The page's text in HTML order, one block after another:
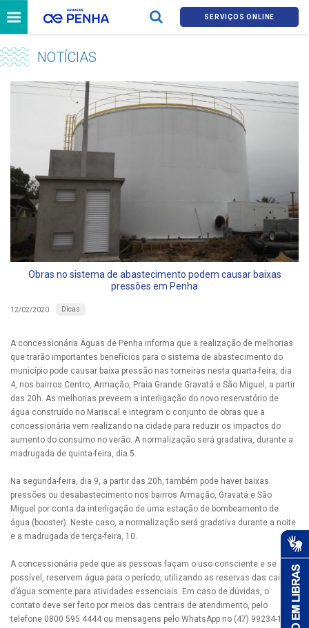
SERVIÇOS ONLINE
NOTÍCIAS
Obras no sistema de abastecimento podem causar baixas
pressões em Penha
12/02/2020 Dicas
A concessionária Águas de Penha informa que a realização de melhorias
que trarão importantes benefícios para o sistema de abastecimento do
município pode causar baixa pressão nas torneiras nesta quarta-feira, dia
4, nos bairros Centro, Armação, Praia Grande Gravatá e São Miguel, a partir
das 20h. As melhorias preveem a interligação do novo reservatório de
água construído no Mariscal e integram o conjunto de obras que a
concessionária vem realizando na cidade para reduzir os impactos do
aumento do consumo no verão. A normalização será gradativa, durante a
madrugada de quinta-feira, dia 5.
Na segunda-feira, dia 9, a partir das 20h, também pode haver baixas
pressões ou desabastecimento nos bairros Armação, Gravatá e São
Miguel por conta da interligação de uma estação de bombeamento de
água (booster). Neste caso, a normalização será gradativa durante a noite
e a madrugada de terça-feira, 10.
A concessionária pede que as pessoas façam o uso consciente e se
possível, reservem água para o período, utilizando as reservas das caixas
d’água somente para atividades essenciais. Em caso de dúvidas, o
contato deve ser feito por meios das centrais de atendimento, pelo
telefone 0800 595 4444 ou mensagens pelo WhatsApp no (47) 99234-1414.